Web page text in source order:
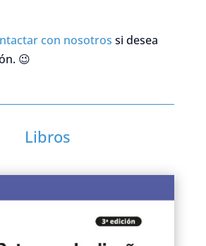
con nosotros si desea
😉
Libros